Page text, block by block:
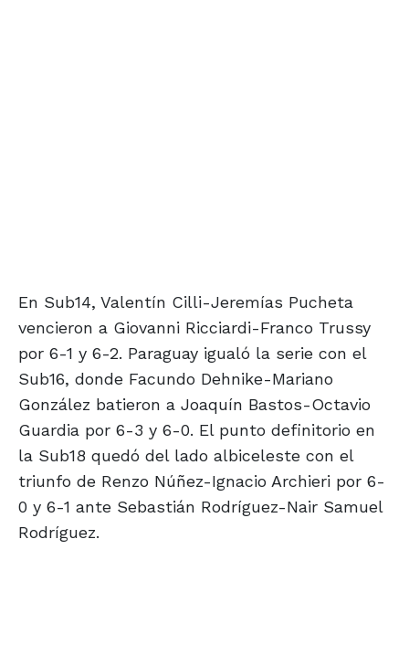
En Sub14, Valentín Cilli-Jeremías Pucheta
vencieron a Giovanni Ricciardi-Franco Trussy
por 6-1 y 6-2. Paraguay igualó la serie con el
Sub16, donde Facundo Dehnike-Mariano
González batieron a Joaquín Bastos-Octavio
Guardia por 6-3 y 6-0. El punto definitorio en
la Sub18 quedó del lado albiceleste con el
triunfo de Renzo Núñez-Ignacio Archieri por 6-
0 y 6-1 ante Sebastián Rodríguez-Nair Samuel
Rodríguez.